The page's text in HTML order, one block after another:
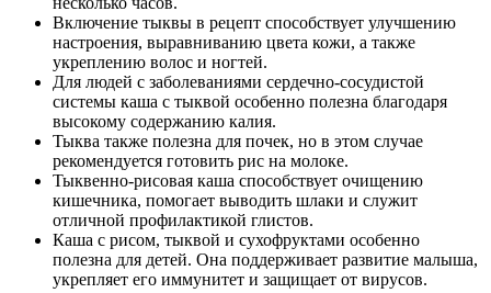
Включение тыквы в рецепт способствует улучшению
настроения, выравниванию цвета кожи, а также
укреплению волос и ногтей.
Для людей с заболеваниями сердечно-сосудистой
системы каша с тыквой особенно полезна благодаря
высокому содержанию калия.
Тыква также полезна для почек, но в этом случае
рекомендуется готовить рис на молоке.
Тыквенно-рисовая каша способствует очищению
кишечника, помогает выводить шлаки и служит
отличной профилактикой глистов.
Каша с рисом, тыквой и сухофруктами особенно
полезна для детей. Она поддерживает развитие малыша,
укрепляет его иммунитет и защищает от вирусов.